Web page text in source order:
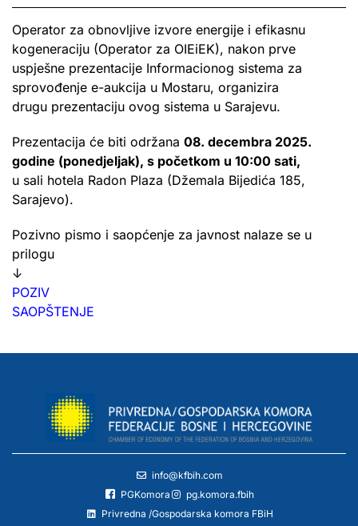
Operator za obnovljive izvore energije i efikasnu
kogeneraciju (Operator za OIEiEK), nakon prve
uspješne prezentacije Informacionog sistema za
sprovođenje e-aukcija u Mostaru, organizira
drugu prezentaciju ovog sistema u Sarajevu.
Prezentacija će biti održana 08. decembra 2025.
godine (ponedjeljak), s početkom u 10:00 sati,
u sali hotela Radon Plaza (Džemala Bijedića 185,
Sarajevo).
Pozivno pismo i saopćenje za javnost nalaze se u
prilogu
↓
POZIV
SAOPŠTENJE
info@kfbih.com
PGKomora
pg.komora.fbih
Privredna /Gospodarska komora FBiH